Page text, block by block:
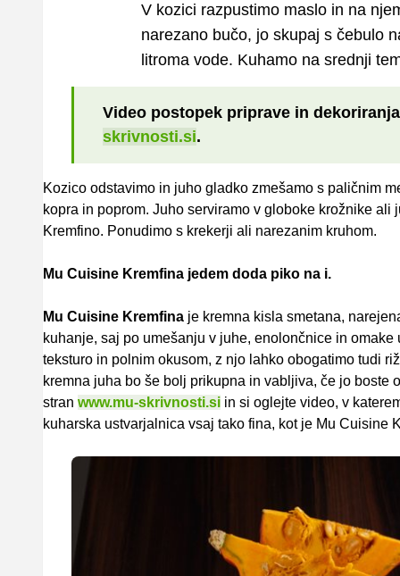
V kozici razpustimo maslo in na
narezano bučo, jo skupaj s čebulo
litroma vode. Kuhamo na srednji
Video postopek priprave in
skrivnosti.si.
Kozico odstavimo in juho gladko zmešamo s paličnim
kopra in poprom. Juho serviramo v globoke krožnike
Kremfino. Ponudimo s krekerji ali narezanim kruhom.
Mu Cuisine Kremfina jedem doda piko na i.
Mu Cuisine Kremfina je kremna kisla smetana,
kuhanje, saj po umešanju v juhe, enolončnice in
teksturo in polnim okusom, z njo lahko obogatimo tudi
kremna juha bo še bolj prikupna in vabljiva, če jo boste
stran www.mu-skrivnosti.si in si oglejte video, v
kuharska ustvarjalnica vsaj tako fina, kot je Mu Cuisine